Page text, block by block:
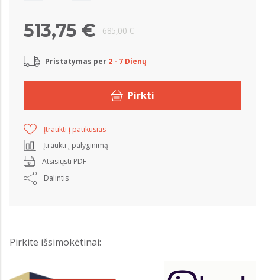
685,00 €
513,75 €
Pristatymas per 2 - 7 Dienų
Pirkti
Įtraukti į patikusias
Įtraukti į palyginimą
Atsisiųsti PDF
Dalintis
Pirkite išsimokėtinai: